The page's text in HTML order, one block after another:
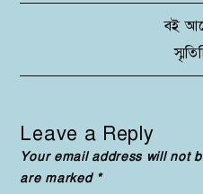
navigation
বই
Leave a Reply
Your email address will not
are marked *